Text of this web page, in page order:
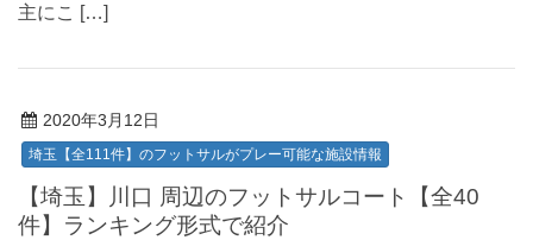
主にこ […]
2020年3月12日
埼玉【全111件】のフットサルがプレー可能な施設情報
【埼玉】川口 周辺のフットサルコート【全40
件】ランキング形式で紹介